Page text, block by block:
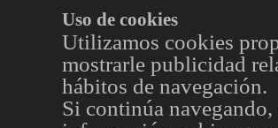
Uso de cookies
Utilizamos cookies
mostrarle publicidad
hábitos de navegación.
Si continúa navegando,